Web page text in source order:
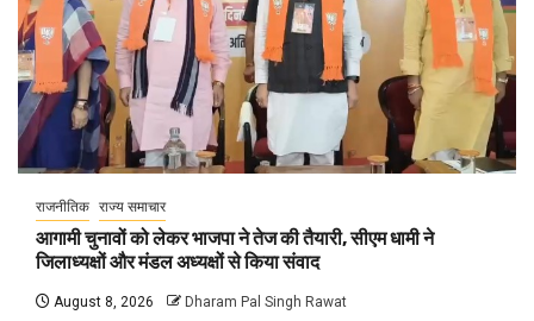
राजनीतिक राज्य समाचार
आगामी चुनावों को लेकर भाजपा ने तेज की तैयारी, सीएम धामी ने
जिलाध्यक्षों और मंडल अध्यक्षों से किया संवाद
August 8, 2026 Dharam Pal Singh Rawat